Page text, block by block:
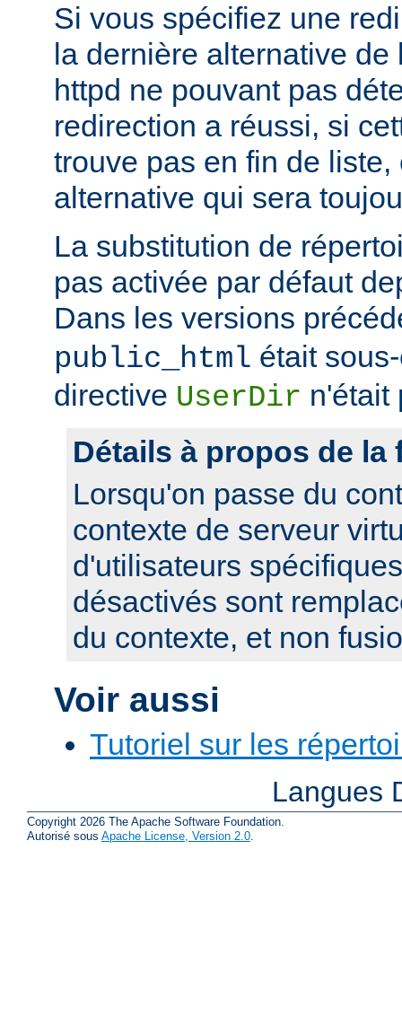
Si vous spécifiez une
la dernière alternative
httpd ne pouvant pas
redirection a réussi, si
trouve pas en fin de liste,
alternative qui sera
La substitution de
pas activée par défaut
Dans les versions
public_html était
directive UserDir n'était
Détails à propos de la
Lorsqu'on passe du
contexte de serveur
d'utilisateurs
désactivés sont
du contexte, et non
Voir aussi
Tutoriel sur les
Langues
Copyright 2026 The Apache Software Foundation.
Autorisé sous Apache License, Version 2.0.